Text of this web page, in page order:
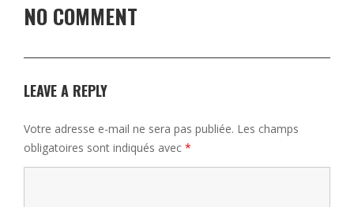
NO COMMENT
LEAVE A REPLY
Votre adresse e-mail ne sera pas publiée. Les champs
obligatoires sont indiqués avec *